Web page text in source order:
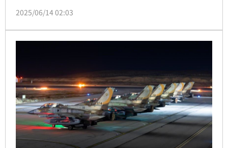
成功襲擊關鍵核武設備、並精準攻擊高階軍官及科學家
人死亡，320多人受傷。
2025/06/14 02:03